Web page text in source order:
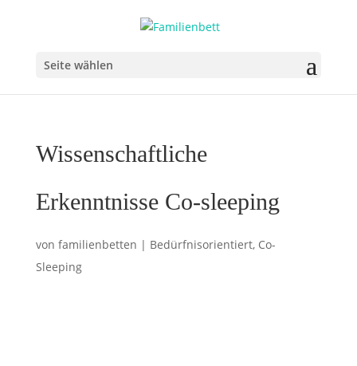
Seite wählen
Wissenschaftliche
Erkenntnisse Co-sleeping
von familienbetten | Bedürfnisorientiert, Co-
Sleeping